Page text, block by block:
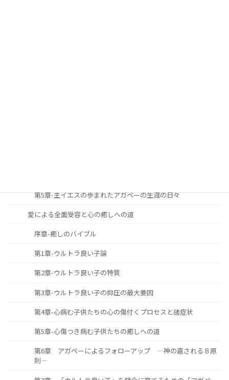
第5章-主イエスの歩まれたアガペーの生涯の日々
愛による全面受容と心の癒しへの道
序章-癒しのバイブル
第1章-ウルトラ良い子論
第2章-ウルトラ良い子の特質
第3章-ウルトラ良い子の抑圧の最大要因
第4章-心病む子供たちの心の傷付くプロセスと諸症状
第5章-心傷つき病む子供たちの癒しへの道
第6章 アガペーによるフォローアップ ―神の嘉される８原
則―